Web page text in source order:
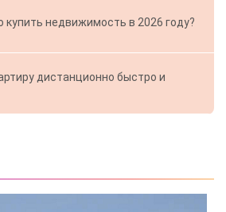
купить недвижимость в 2026 году?
дистанционно быстро и